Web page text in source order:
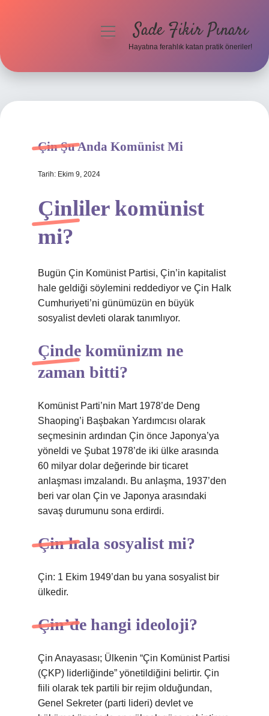
Hakkımızda
menüyüSade Fikir Pınarı
Hayatına ferahlık katan pratik öneriler!
Çin Şu Anda Komünist Mi
Tarih: Ekim 9, 2024
Çinliler komünist
mi?
Bugün Çin Komünist Partisi, Çin’in kapitalist
hale geldiği söylemini reddediyor ve Çin Halk
Cumhuriyeti’ni günümüzün en büyük
sosyalist devleti olarak tanımlıyor.
Çinde komünizm ne
zaman bitti?
Komünist Parti’nin Mart 1978’de Deng
Shaoping’i Başbakan Yardımcısı olarak
seçmesinin ardından Çin önce Japonya’ya
yöneldi ve Şubat 1978’de iki ülke arasında
60 milyar dolar değerinde bir ticaret
anlaşması imzalandı. Bu anlaşma, 1937’den
beri var olan Çin ve Japonya arasındaki
savaş durumunu sona erdirdi.
Çin hala sosyalist mi?
Çin: 1 Ekim 1949’dan bu yana sosyalist bir
ülkedir.
Çin’de hangi ideoloji?
Çin Anayasası; Ülkenin “Çin Komünist Partisi
(ÇKP) liderliğinde” yönetildiğini belirtir. Çin
fiili olarak tek partili bir rejim olduğundan,
Genel Sekreter (parti lideri) devlet ve